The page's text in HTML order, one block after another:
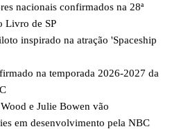
nacionais confirmados na 28ª
Livro de SP
inspirado na atração 'Spaceship
na temporada 2026-2027 da
e Julie Bowen vão
em desenvolvimento pela NBC